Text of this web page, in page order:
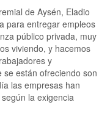
de Aysén, Eladio
para entregar empleos
público privada, muy
viviendo, y hacemos
y
están ofreciendo son
las empresas han
la exigencia